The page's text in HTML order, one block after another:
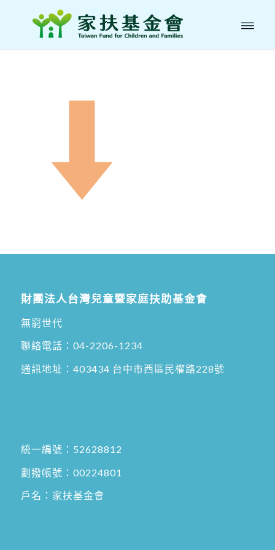
財團法人台灣兒童暨家庭扶助基金會
無窮世代
聯絡電話： 04-2206-1234
通訊地址： 403434 台中市西區民權路228號
統一編號：52628812
劃撥帳號：00224801
戶名：家扶基金會